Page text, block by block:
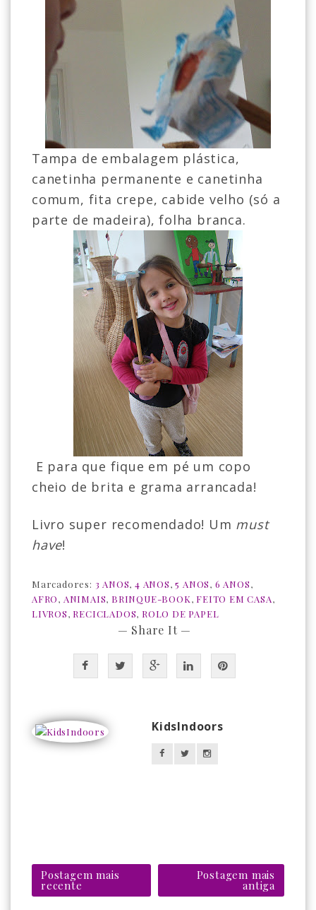
Tampa de embalagem plástica,
canetinha permanente e canetinha
comum, fita crepe, cabide velho (só a
parte de madeira), folha branca.
E para que fique em pé um copo
cheio de brita e grama arrancada!
Livro super recomendado! Um must
have!
Marcadores: 3 ANOS,4 ANOS,5 ANOS, 6 ANOS,
AFRO, ANIMAIS, BRINQUE-BOOK, FEITO EM CASA,
LIVROS, RECICLADOS, ROLO DE PAPEL
— Share It —
KidsIndoors
Postagem mais
recente
Postagem mais
antiga